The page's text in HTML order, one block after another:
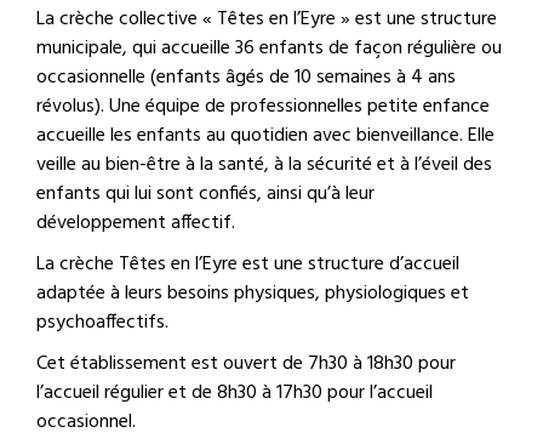
La crèche collective « Têtes en l’Eyre » est une structure
municipale, qui accueille 36 enfants de façon régulière ou
occasionnelle (enfants âgés de 10 semaines à 4 ans
révolus). Une équipe de professionnelles petite enfance
accueille les enfants au quotidien avec bienveillance. Elle
veille au bien-être à la santé, à la sécurité et à l’éveil des
enfants qui lui sont confiés, ainsi qu’à leur
développement affectif.
La crèche Têtes en l’Eyre est une structure d’accueil
adaptée à leurs besoins physiques, physiologiques et
psychoaffectifs.
Cet établissement est ouvert de 7h30 à 18h30 pour
l’accueil régulier et de 8h30 à 17h30 pour l’accueil
occasionnel.